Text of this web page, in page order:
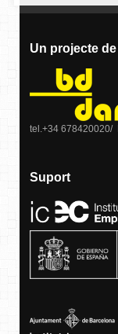
Un projecte de
tel.+34 678420020/
Suport